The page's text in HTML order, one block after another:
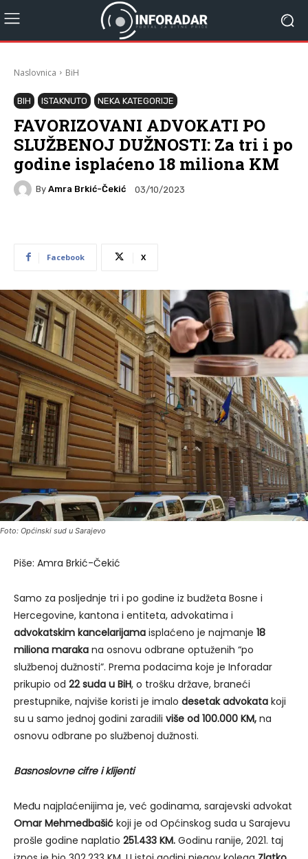
Naslovnica BiH
BIH ISTAKNUTO NEKA KATEGORIJE
FAVORIZOVANI ADVOKATI PO
SLUŽBENOJ DUŽNOSTI: Za tri i po
godine isplaćeno 18 miliona KM
By Amra Brkić-Čekić 03/10/2023
Facebook X
Foto: Općinski sud u Sarajevo
Piše: Amra Brkić-Čekić
Samo za posljednje tri i po godine iz budžeta Bosne i
Hercegovine, kantona i entiteta, advokatima i
advokatskim kancelarijama isplaćeno je najmanje 18
miliona maraka na osnovu odbrane optuženih “po
službenoj dužnosti”. Prema podacima koje je Inforadar
prikupio od 22 suda u BiH, o trošku države, braneći
prestupnike, najviše koristi je imalo desetak advokata koji
su u samo jednoj godini zaradili više od 100.000 KM, na
osnovu odbrane po službenoj dužnosti.
Basnoslovne cifre i klijenti
Među najplaćenijima je, već godinama, sarajevski advokat
Omar Mehmedbašić koji je od Općinskog suda u Sarajevu
prošle godine naplatio 251.433 KM. Godinu ranije, 2021. taj